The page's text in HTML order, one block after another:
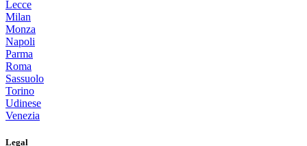
Lecce
Milan
Monza
Napoli
Parma
Roma
Sassuolo
Torino
Udinese
Venezia
Legal